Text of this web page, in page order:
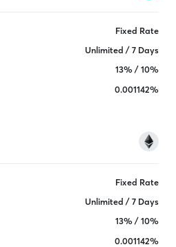
Fixed Rate
Unlimited / 7 Days
13% / 10%
0.001142%
Fixed Rate
Unlimited / 7 Days
13% / 10%
0.001142%